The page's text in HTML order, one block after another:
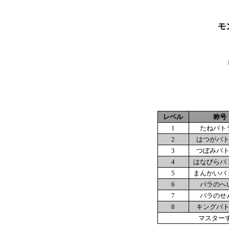
モ
レベル
称号
1
たねバト
2
はつがバ
3
つぼみバ
4
はなびらバ
5
まんかいバ
6
バラのへ
7
バラのせ
8
キングバ
マスタ